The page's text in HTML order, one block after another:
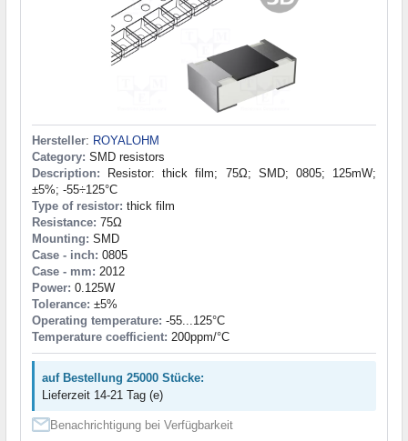
Hersteller: ROYALOHM
Category: SMD resistors
Description: Resistor: thick film; 75Ω; SMD; 0805; 125mW;
±5%; -55÷125°C
Type of resistor: thick film
Resistance: 75Ω
Mounting: SMD
Case - inch: 0805
Case - mm: 2012
Power: 0.125W
Tolerance: ±5%
Operating temperature: -55...125°C
Temperature coefficient: 200ppm/°C
auf Bestellung 25000 Stücke:
Lieferzeit 14-21 Tag (e)
Benachrichtigung bei Verfügbarkeit